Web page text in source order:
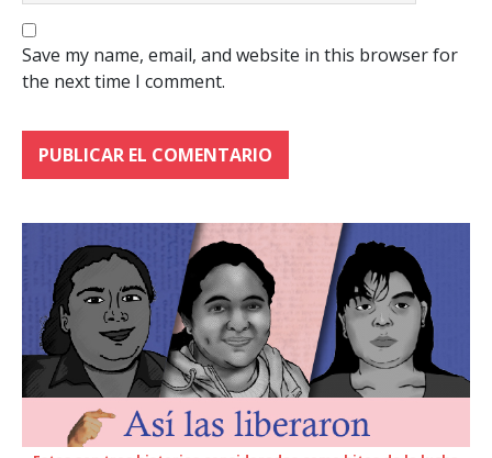
Save my name, email, and website in this browser for
the next time I comment.